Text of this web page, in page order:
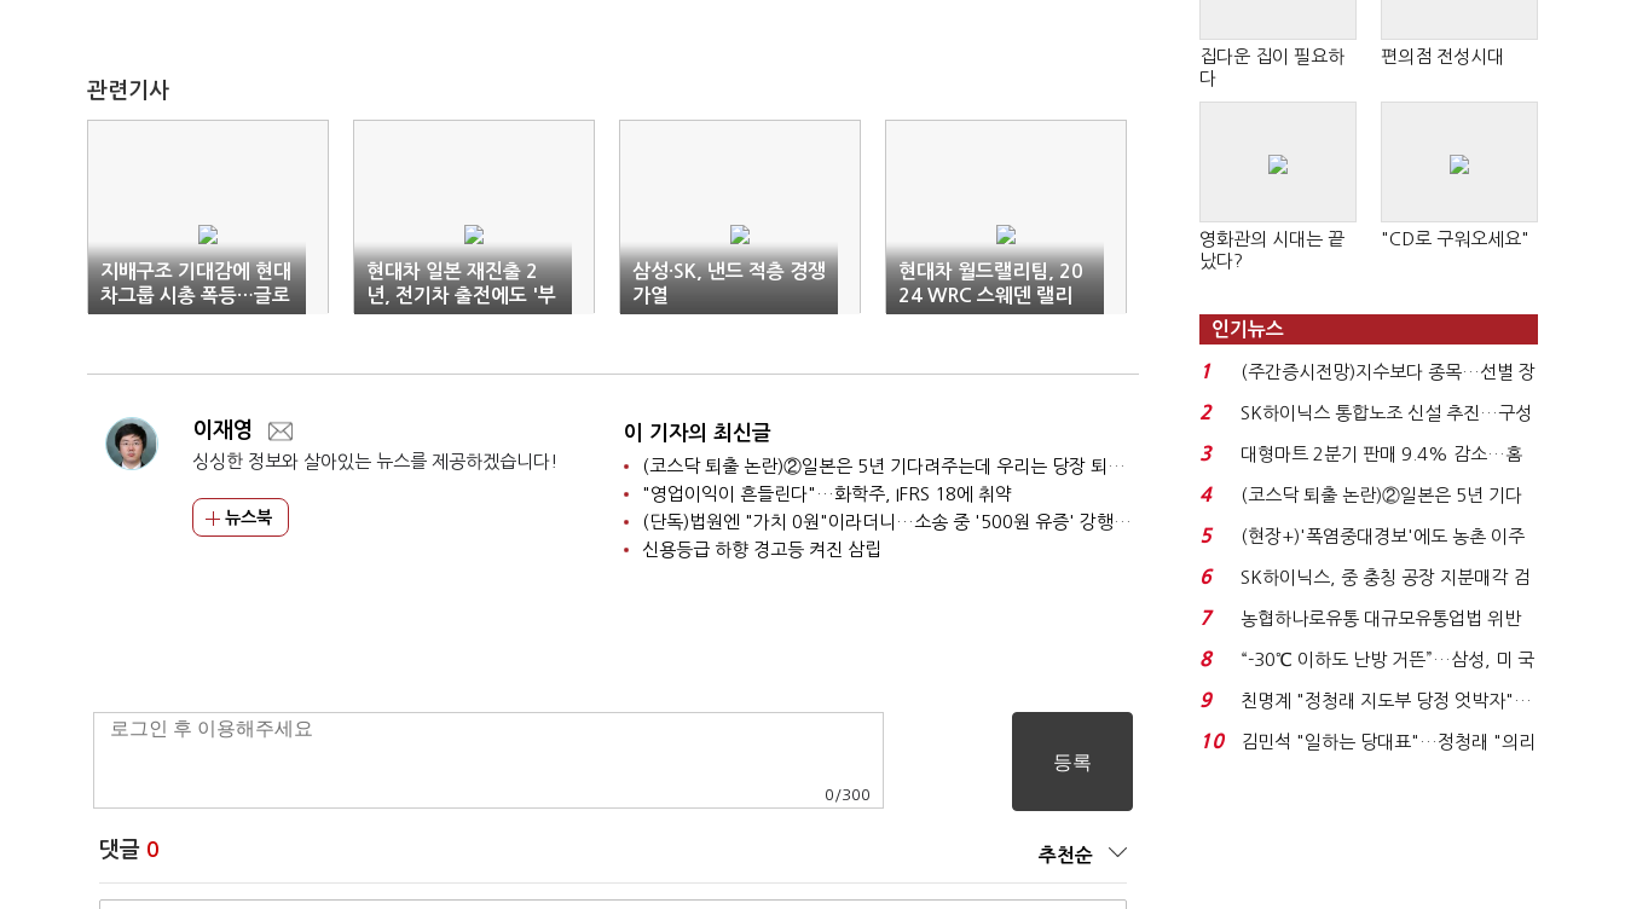
관련기사
지배구조 기대감에 현대
차그룹 시총 폭등…글로
비스에 쏠린 눈
현대차 일본 재진출 2
년, 전기차 출전에도 '부
진'
삼성·SK, 낸드 적층 경쟁
가열
현대차 월드랠리팀, 20
24 WRC 스웨덴 랠리
우승
이재영
싱싱한 정보와 살아있는 뉴스를 제공하겠습니다!
뉴스북
이 기자의 최신글
(코스닥 퇴출 논란)②일본은 5년 기다려주는데 우리는 당장 퇴출?…시간만으론 부족한 코스닥 구하기
"영업이익이 흔들린다"…화학주, IFRS 18에 취약
(단독)법원엔 "가치 0원"이라더니…소송 중 '500원 유증' 강행한 라인게임즈
신용등급 하향 경고등 켜진 삼립
0 /300
댓글 0 추천순
집다운 집이 필요하
다
편의점 전성시대
영화관의 시대는 끝
났다?
"CD로 구워오세요"
인기뉴스
1
(주간증시전망)지수보다 종목…선별 장
세 이어진다...
2
SK하이닉스 통합노조 신설 추진…구성
원간 성과급 불...
3
대형마트 2분기 판매 9.4% 감소…홈
플러스 사태 여파...
4
(코스닥 퇴출 논란)②일본은 5년 기다
려주는데 우리는 ...
5
(현장+)'폭염중대경보'에도 농촌 이주
노동자는 강행군…'야...
6
SK하이닉스, 중 충칭 공장 지분매각 검
토?…“확정된 바...
7
농협하나로유통 대규모유통업법 위반
적발…공정위, 과...
8
“-30℃ 이하도 난방 거뜬”…삼성, 미 국
립연구소와 개...
9
친명계 "정청래 지도부 당정 엇박자"…
친청계 "신천지 오...
10
김민석 "일하는 당대표"…정청래 "의리